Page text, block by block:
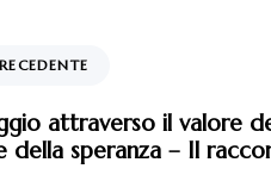
attraverso il valore
della speranza – Il